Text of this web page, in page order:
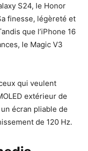
S24, le Honor
finesse, légèreté et
que l’iPhone 16
le Magic V3
qui veulent
extérieur de
écran pliable de
de 120 Hz.